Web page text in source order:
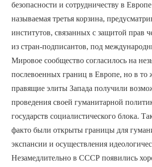
безопасности и сотрудничеству в
называемая третья корзина,
институтов, связанных с защитой прав
из стран-подписантов, под
Мировое сообщество согласилось на
послевоенных границ в Европе, но в то
правящие элиты Запада получили
проведения своей гуманитарной
государств социалистического блока.
факто были открыты границы для
экспансии и осуществления
Незамедлительно в СССР появились